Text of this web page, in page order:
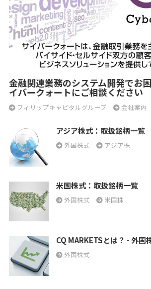
金融関連業務のシステム開発でお
イバークォートにご相談ください
フィリップキャピタルグループ 会社案内
アジア株式：取扱銘柄一覧
外国株式 アジア株
米国株式：取扱銘柄一覧
外国株式 米国株
CQ MARKETSとは？ - 外国
外国株式